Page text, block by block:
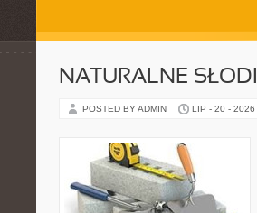
NATURALNE
POSTED BY ADMIN LIP - 20 - 2026